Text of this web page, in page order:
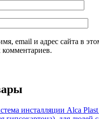
email и адрес сайта в